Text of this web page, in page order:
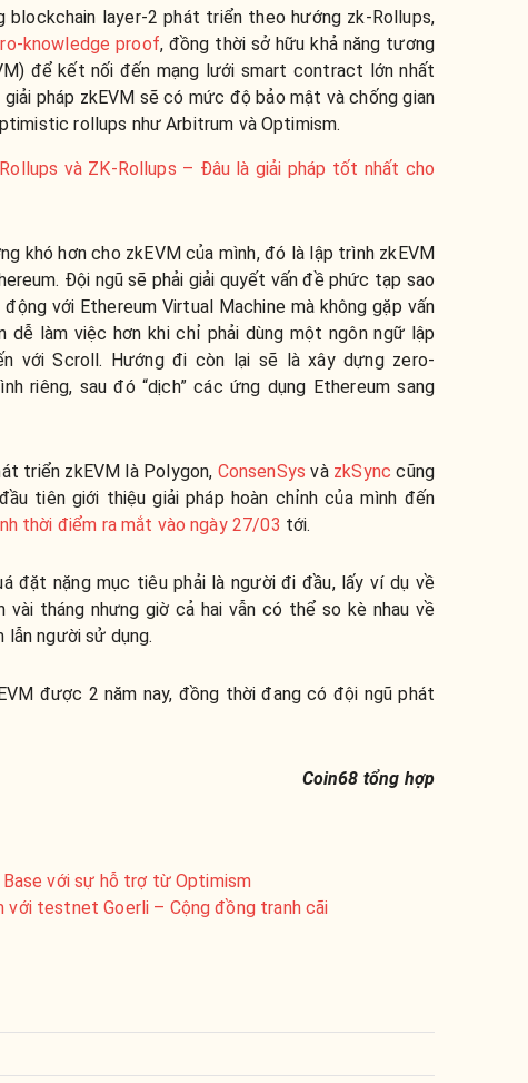
layer-2 phát triển theo hướng zk-Rollups,
knowledge proof, đồng thời sở hữu khả năng tương
để kết nối đến mạng lưới smart contract lớn nhất
pháp zkEVM sẽ có mức độ bảo mật và chống gian
rollups như Arbitrum và Optimism.
và ZK-Rollups – Đâu là giải pháp tốt nhất cho
khó hơn cho zkEVM của mình, đó là lập trình zkEVM
Đội ngũ sẽ phải giải quyết vấn đề phức tạp sao
với Ethereum Virtual Machine mà không gặp vấn
dễ làm việc hơn khi chỉ phải dùng một ngôn ngữ lập
với Scroll. Hướng đi còn lại sẽ là xây dựng zero-
riêng, sau đó “dịch” các ứng dụng Ethereum sang
triển zkEVM là Polygon, ConsenSys và zkSync cũng
tiên giới thiệu giải pháp hoàn chỉnh của mình đến
thời điểm ra mắt vào ngày 27/03 tới.
đặt nặng mục tiêu phải là người đi đầu, lấy ví dụ về
tháng nhưng giờ cả hai vẫn có thể so kè nhau về
người sử dụng.
được 2 năm nay, đồng thời đang có đội ngũ phát
Coin68 tổng hợp
với sự hỗ trợ từ Optimism
với testnet Goerli – Cộng đồng tranh cãi